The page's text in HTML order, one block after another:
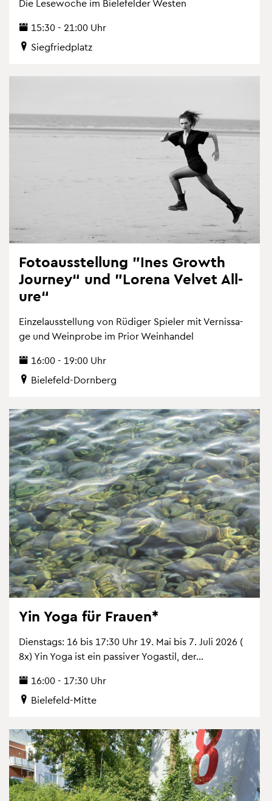
Die Le­se­wo­che im Bie­le­fel­der Wes­ten
15:30 - 21:00 Uhr
Sieg­fried­platz
Fo­to­aus­stel­lung "Ines Growth
Jour­ney“ und "Lore­na Vel­vet All­
u­re“
Ein­zel­aus­stel­lung von Rü­di­ger Spie­ler mit Ver­nis­sa­
ge und Wein­pro­be im Prior Wein­han­del
16:00 - 19:00 Uhr
Bie­le­feld-Dorn­berg
Yin Yoga für Frau­en*
Diens­tags: 16 bis 17:30 Uhr 19. Mai bis 7. Juli 2026 (
8x) Yin Yoga ist ein pas­si­ver Yo­ga­s­til, der...
16:00 - 17:30 Uhr
Bie­le­feld-Mitte